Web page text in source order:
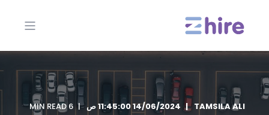
TAMSILA ALI 14/06/2024 11:45:00 ص 6 MIN READ